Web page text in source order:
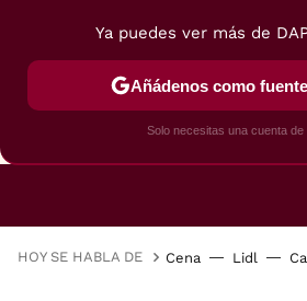
FREIDORAS DE
HOY SE HABLA DE Cena Lidl
Ya puedes ver más de
Añádenos como
Solo necesitas una cuenta de